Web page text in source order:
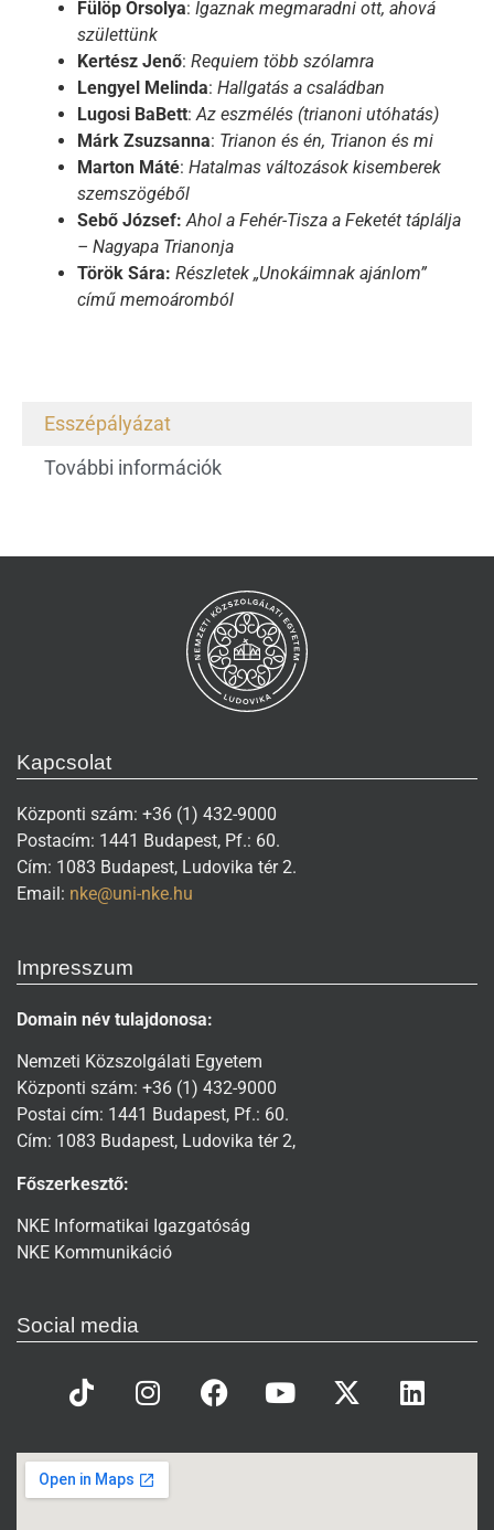
Esszépályázat
További információk
Fülöp Orsolya: Igaznak megmaradni ott, ahová
születtünk
Kertész Jenő: Requiem több szólamra
Lengyel Melinda: Hallgatás a családban
Lugosi BaBett:Az eszmélés (trianoni utóhatás)
Márk Zsuzsanna: Trianon és én, Trianon és mi
Marton Máté: Hatalmas változások kisemberek
szemszögéből
Sebő József:Ahol a Fehér-Tisza a Feketét táplálja
– Nagyapa Trianonja
Török Sára: Részletek „Unokáimnak ajánlom”
című memoáromból
Kapcsolat
Központi szám: +36 (1) 432-9000
Postacím: 1441 Budapest, Pf.: 60.
Cím: 1083 Budapest, Ludovika tér 2.
Email: nke@uni-nke.hu
Impresszum
Domain név tulajdonosa:
Nemzeti Közszolgálati Egyetem
Központi szám: +36 (1) 432-9000
Postai cím: 1441 Budapest, Pf.: 60.
Cím: 1083 Budapest, Ludovika tér 2,
Főszerkesztő:
NKE Informatikai Igazgatóság
NKE Kommunikáció
Social media